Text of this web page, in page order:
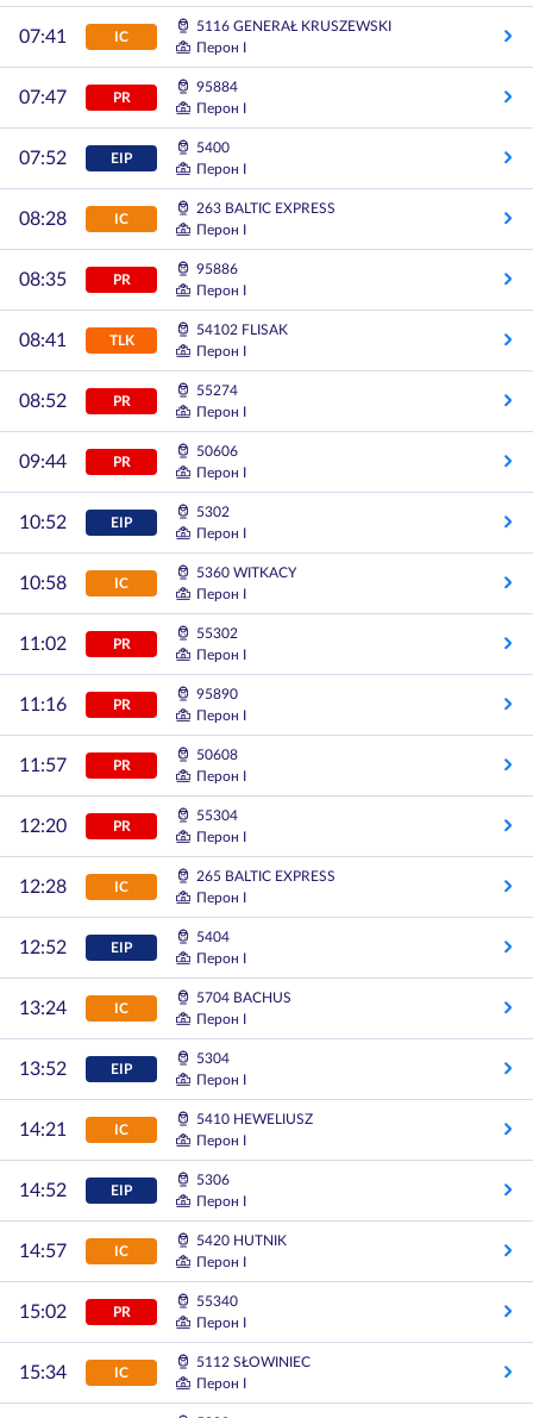
07:41 IC
5116 GENERAŁ KRUSZEWSKI
Перон I
07:47 PR
95884
Перон I
07:52 EIP
5400
Перон I
08:28 IC
263 BALTIC EXPRESS
Перон I
08:35 PR
95886
Перон I
08:41 TLK
54102 FLISAK
Перон I
08:52 PR
55274
Перон I
09:44 PR
50606
Перон I
10:52 EIP
5302
Перон I
10:58 IC
5360 WITKACY
Перон I
11:02 PR
55302
Перон I
11:16 PR
95890
Перон I
11:57 PR
50608
Перон I
12:20 PR
55304
Перон I
12:28 IC
265 BALTIC EXPRESS
Перон I
12:52 EIP
5404
Перон I
13:24 IC
5704 BACHUS
Перон I
13:52 EIP
5304
Перон I
14:21 IC
5410 HEWELIUSZ
Перон I
14:52 EIP
5306
Перон I
14:57 IC
5420 HUTNIK
Перон I
15:02 PR
55340
Перон I
15:34 IC
5112 SŁOWINIEC
Перон I